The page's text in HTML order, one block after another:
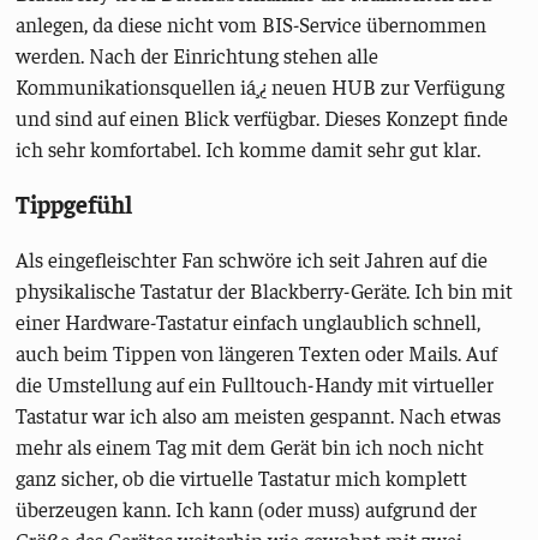
anlegen, da diese nicht vom BIS-Service übernommen
werden. Nach der Einrichtung stehen alle
Kommunikationsquellen iá¸¿ neuen HUB zur Verfügung
und sind auf einen Blick verfügbar. Dieses Konzept finde
ich sehr komfortabel. Ich komme damit sehr gut klar.
Tippgefühl
Als eingefleischter Fan schwöre ich seit Jahren auf die
physikalische Tastatur der Blackberry-Geräte. Ich bin mit
einer Hardware-Tastatur einfach unglaublich schnell,
auch beim Tippen von längeren Texten oder Mails. Auf
die Umstellung auf ein Fulltouch-Handy mit virtueller
Tastatur war ich also am meisten gespannt. Nach etwas
mehr als einem Tag mit dem Gerät bin ich noch nicht
ganz sicher, ob die virtuelle Tastatur mich komplett
überzeugen kann. Ich kann (oder muss) aufgrund der